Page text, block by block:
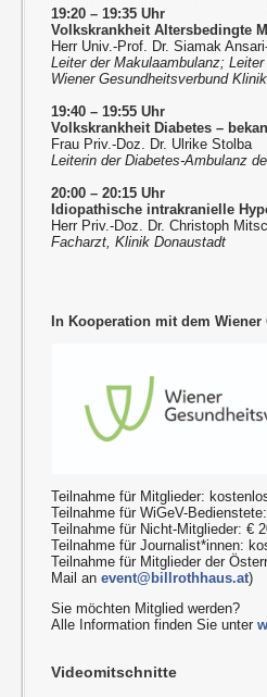
19:20 – 19:35 Uhr
Volkskrankheit Altersbedingte
Herr Univ.-Prof. Dr. Siamak
Leiter der Makulaambulanz;
Wiener Gesundheitsverbund
19:40 – 19:55 Uhr
Volkskrankheit Diabetes –
Frau Priv.-Doz. Dr. Ulrike Stolba
Leiterin der Diabetes-Ambulanz
20:00 – 20:15 Uhr
Idiopathische intrakranielle
Herr Priv.-Doz. Dr. Christoph
Facharzt, Klinik Donaustadt
In Kooperation mit dem
Teilnahme für Mitglieder:
Teilnahme für WiGeV-
Teilnahme für Nicht-Mitglieder: €
Teilnahme für Journalist*innen:
Teilnahme für Mitglieder der
Mail anevent@billrothhaus.at)
Sie möchten Mitglied werden?
Alle Information finden Sie unter
Videomitschnitte